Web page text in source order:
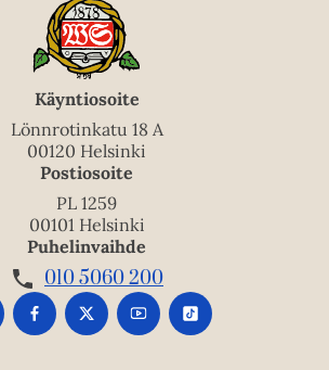
Käyntiosoite
Lönnrotinkatu 18 A
00120 Helsinki
Postiosoite
PL 1259
00101 Helsinki
Puhelinvaihde
010 5060 200